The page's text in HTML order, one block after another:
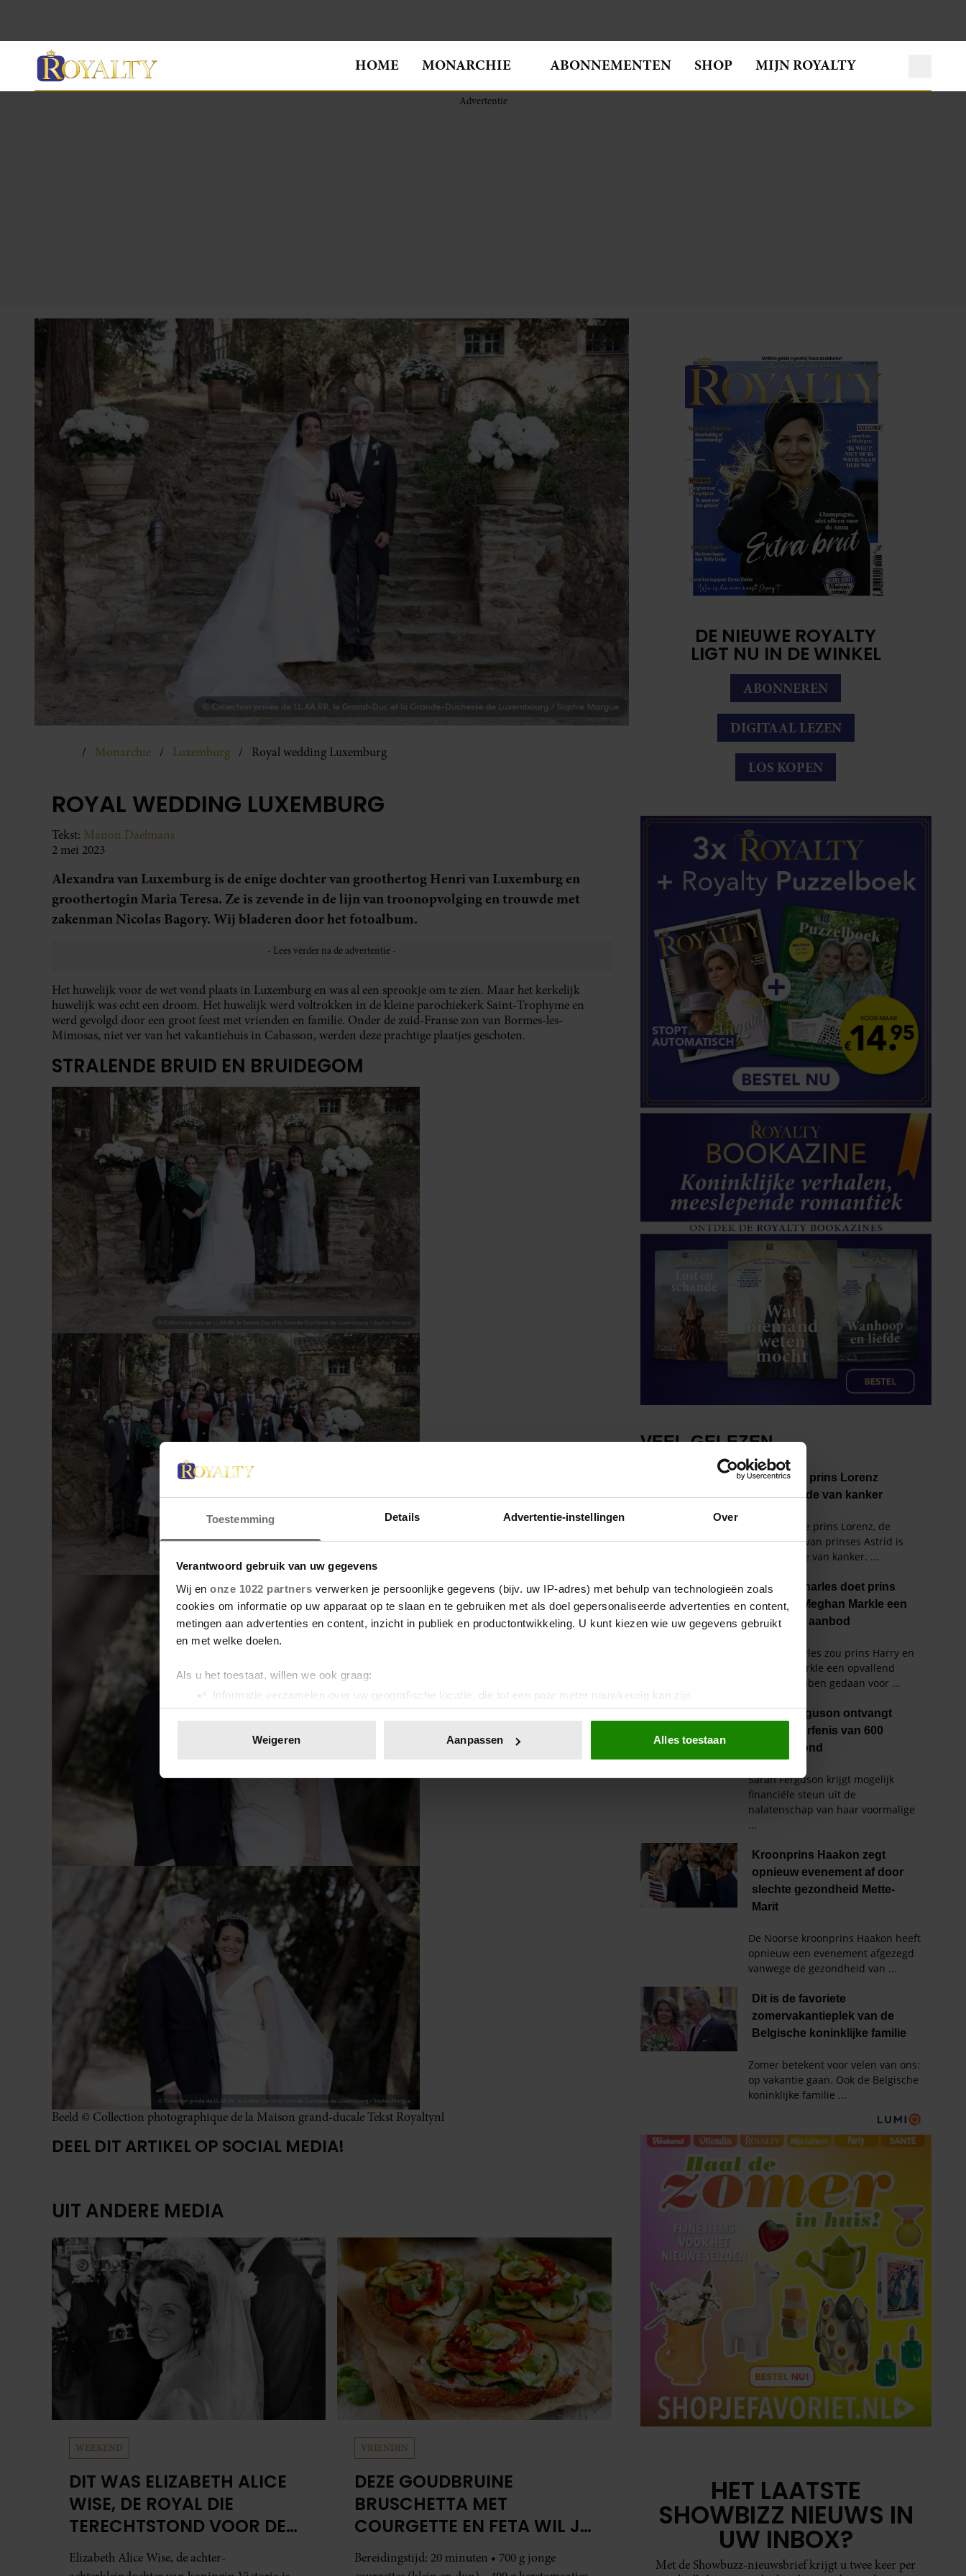
Toestemming Details Advertentie-instellingen Over
Verantwoord gebruik van uw gegevens
Wij en onze 1022 partners verwerken je persoonlijke gegevens (bijv. uw IP-adres) met behulp van technologieën zoals
cookies om informatie op uw apparaat op te slaan en te gebruiken met als doel gepersonaliseerde advertenties en content,
metingen aan advertenties en content, inzicht in publiek en productontwikkeling. U kunt kiezen wie uw gegevens gebruikt
en met welke doelen.
Als u het toestaat, willen we ook graag:
Informatie verzamelen over uw geografische locatie, die tot een paar meter nauwkeurig kan zijn
Uw apparaat identificeren door het actief te scannen op specifieke eigenschappen (fingerprinting)
toestemming op elk moment wijzigen of intrekken in de Cookieverklaring.
We gebruiken cookies om content en advertenties te personaliseren, om functies voor social media te bieden en om ons
websiteverkeer te analyseren. Ook delen we informatie over uw gebruik van onze site met onze partners voor social
media, adverteren en analyse. Deze partners kunnen deze gegevens combineren met andere informatie die u aan ze heeft
verstrekt of die ze hebben verzameld op basis van uw gebruik van hun services. U gaat akkoord met onze cookies als u
Weigeren Aanpassen Alles toestaan
HOME MONARCHIE ABONNEMENTEN SHOP MIJN ROYALTY
Monarchie Luxemburg Royal wedding Luxemburg
ROYAL WEDDING LUXEMBURG
Tekst: Manon Daelmans
2 mei 2023
Alexandra van Luxemburg is de enige dochter van groothertog Henri van Luxemburg en
groothertogin Maria Teresa. Ze is zevende in de lijn van troonopvolging en trouwde met
zakenman Nicolas Bagory. Wij bladeren door het fotoalbum.
Het huwelijk voor de wet vond plaats in Luxemburg en was al een sprookje om te zien. Maar het kerkelijk
huwelijk was echt een droom. Het huwelijk werd voltrokken in de kleine parochiekerk Saint-Trophyme en
werd gevolgd door een groot feest met vrienden en familie. Onder de zuid-Franse zon van Bormes-les-
Mimosas, niet ver van het vakantiehuis in Cabasson, werden deze prachtige plaatjes geschoten.
STRALENDE BRUID EN BRUIDEGOM
Beeld © Collection photographique de la Maison grand-ducale Tekst Royaltynl
DEEL DIT ARTIKEL OP SOCIAL MEDIA!
UIT ANDERE MEDIA
WEEKEND
DIT WAS ELIZABETH ALICE
WISE, DE ROYAL DIE
TERECHTSTOND VOOR DE
DOOD VAN HAAR BABY
Elizabeth Alice Wise, de achter-
VRIENDIN
DEZE GOUDBRUINE
BRUSCHETTA MET
COURGETTE EN FETA WIL JE
METEEN MAKEN
Bereidingstijd: 20 minuten • 700 g jonge
DE NIEUWE ROYALTY
LIGT NU IN DE WINKEL
ABONNEREN
DIGITAAL LEZEN
LOS KOPEN
HET LAATSTE
SHOWBIZZ NIEUWS IN
UW INBOX?
Met de Showbuzz-nieuwsbrief krijgt u twee keer per